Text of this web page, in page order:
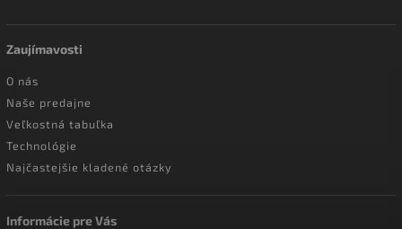
Zaujímavosti
O nás
Naše predajne
Veľkostná tabuľka
Technológie
Najčastejšie kladené otázky
Informácie pre Vás